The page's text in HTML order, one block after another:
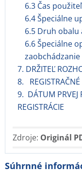
6.3 Čas
6.4 Špeciálne
6.5 Druh obalu
6.6 Špeciálne
zaobchádzanie
7. DRŽITEĽ
8. REGISTRAČNÉ
9. DÁTUM PRVEJ
REGISTRÁCIE
Zdroje: Originál
Súhrnné